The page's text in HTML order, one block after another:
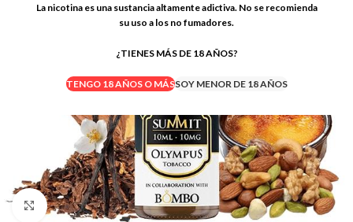
La nicotina es una sustancia altamente adictiva. No se recomienda
su uso a los no fumadores.
¿TIENES MÁS DE 18 AÑOS?
TENGO 18 AÑOS O MÁSSOY MENOR DE 18 AÑOS
Clic para ampliar